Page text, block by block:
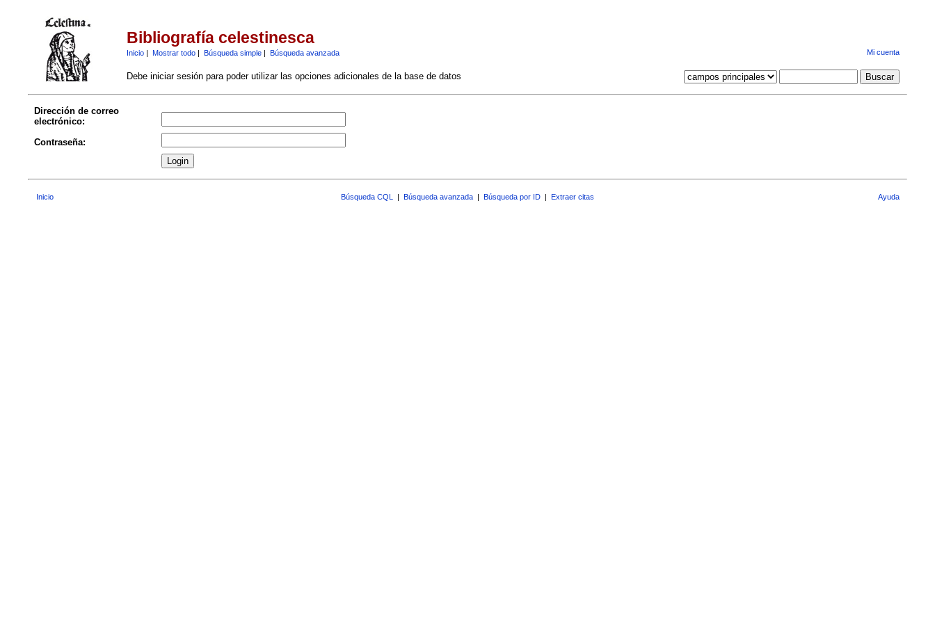
Bibliografía celestinesca
Inicio| Mostrar todo| Búsqueda simple| Búsqueda avanzada Mi cuenta
Debe iniciar sesión para poder utilizar las opciones adicionales de la base de datos
Dirección de correo
electrónico:
Contraseña:
Inicio Búsqueda CQL | Búsqueda avanzada | Búsqueda por ID | Extraer citas Ayuda